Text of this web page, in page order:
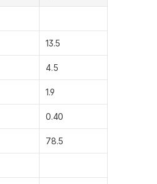
13.5
4.5
1.9
0.40
78.5